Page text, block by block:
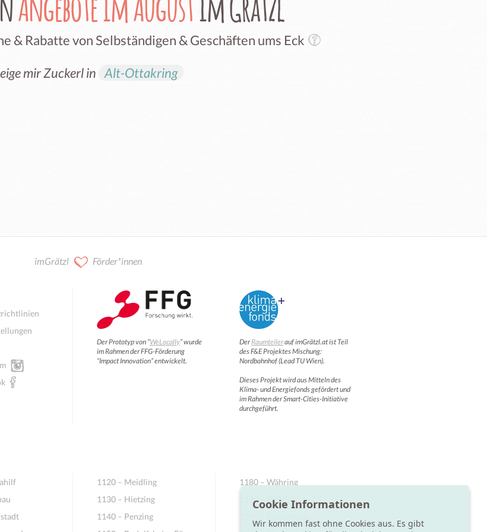
& Rabatte von Selbständigen & Geschäften ums Eck
mir Zuckerl in Alt-Ottakring
imGrätzl Förder*innen
Der Prototyp von “WeLocally” wurde
im Rahmen der FFG-Förderung
“Impact Innovation” entwickelt.
DerRaumteilerauf imGrätzl.at ist Teil
des F&E Projektes Mischung:
Nordbahnhof (Lead TU Wien).
Dieses Projekt wird aus Mitteln des
Klima- und Energiefonds gefördert und
im Rahmen der Smart-Cities-Initiative
durchgeführt.
1120 – Meidling
1130 – Hietzing
1140 – Penzing
1180 – Währing
1190 – Döbling
1200 – Brigittenau
Cookie Informationen
Wir kommen fast ohne Cookies aus. Es gibt